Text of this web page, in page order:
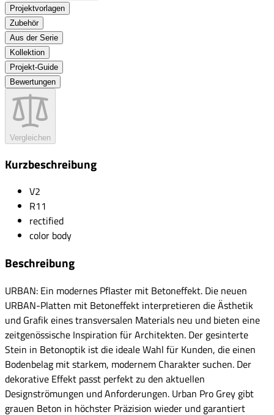
Projektvorlagen
Zubehör
Aus der Serie
Kollektion
Projekt-Guide
Bewertungen
Vergleichen
Kurzbeschreibung
V2
R11
rectified
color body
Beschreibung
URBAN: Ein modernes Pflaster mit Betoneffekt. Die neuen
URBAN-Platten mit Betoneffekt interpretieren die Ästhetik
und Grafik eines transversalen Materials neu und bieten eine
zeitgenössische Inspiration für Architekten. Der gesinterte
Stein in Betonoptik ist die ideale Wahl für Kunden, die einen
Bodenbelag mit starkem, modernem Charakter suchen. Der
dekorative Effekt passt perfekt zu den aktuellen
Designströmungen und Anforderungen. Urban Pro Grey gibt
grauen Beton in höchster Präzision wieder und garantiert